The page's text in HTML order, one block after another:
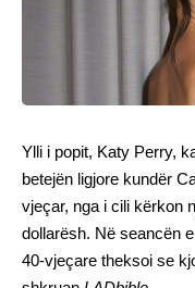
Ylli i popit, Katy Perry,
betejën ligjore kundër
vjeçar, nga i cili kërkon
dollarësh. Në seancën
40-vjeçare theksoi se